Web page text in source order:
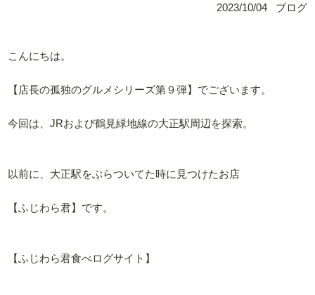
2023/10/04 ブログ
こんにちは。
【店長の孤独のグルメシリーズ第９弾】でございます。
今回は、JRおよび鶴見緑地線の大正駅周辺を探索。
以前に、大正駅をぶらついてた時に見つけたお店
【ふじわら君】です。
【ふじわら君食べログサイト】